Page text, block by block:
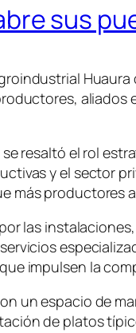
sus
aliados
resaltó el rol
y el sector
más productores
las
impulsen la
un espacio de
de platos